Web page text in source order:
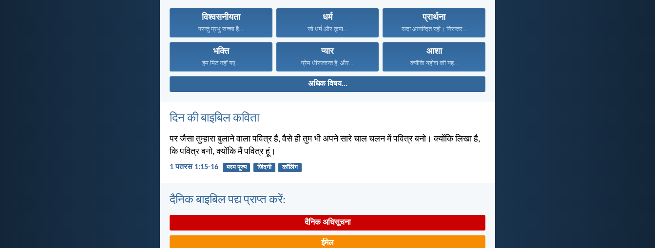
विश्वसनीयता
परन्तु प्रभु सच्चा है...
धर्म
जो धर्म और कृपा...
प्रार्थना
सदा आनन्दित रहो। निरन्तर...
भक्ति
हम मिट नहीं गए...
प्यार
प्रेम धीरजवन्त है, और...
आशा
क्योंकि यहोवा की यह...
अधिक विषय...
दिन की बाइबिल कविता
पर जैसा तुम्हारा बुलाने वाला पवित्र है, वैसे ही तुम भी अपने सारे चाल चलन में पवित्र बनो। क्योंकि लिखा है,
कि पवित्र बनो, क्योंकि मैं पवित्र हूं।
1 पतरस 1:15-16 परम पूज्य जिंदगी कॉलिंग
दैनिक बाइबिल पद्य प्राप्त करें:
दैनिक अधिसूचना
ईमेल